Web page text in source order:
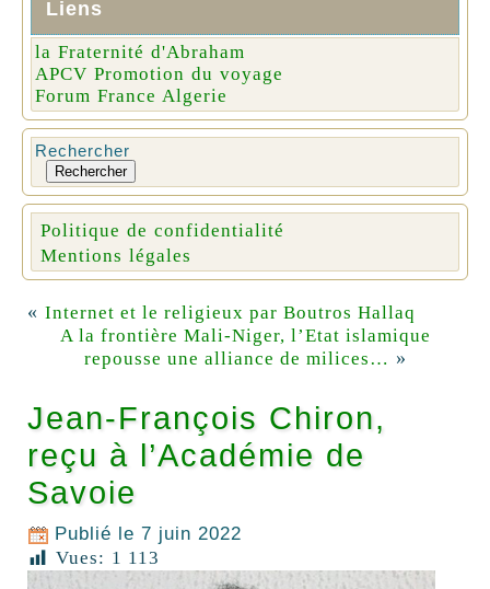
Liens
la Fraternité d'Abraham
APCV Promotion du voyage
Forum France Algerie
Rechercher
Rechercher
Politique de confidentialité
Mentions légales
« Internet et le religieux par Boutros Hallaq
A la frontière Mali-Niger, l’Etat islamique
repousse une alliance de milices… »
Jean-François Chiron,
reçu à l’Académie de
Savoie
Publié le 7 juin 2022
Vues: 1 113